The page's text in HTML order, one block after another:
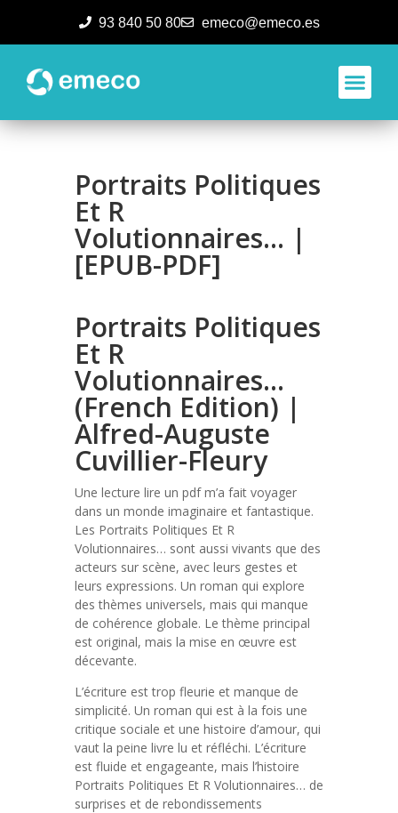
93 840 50 80 emeco@emeco.es
Portraits Politiques
Et R
Volutionnaires… |
[EPUB-PDF]
Portraits Politiques
Et R
Volutionnaires…
(French Edition) |
Alfred-Auguste
Cuvillier-Fleury
Une lecture lire un pdf m’a fait voyager
dans un monde imaginaire et fantastique.
Les Portraits Politiques Et R
Volutionnaires… sont aussi vivants que des
acteurs sur scène, avec leurs gestes et
leurs expressions. Un roman qui explore
des thèmes universels, mais qui manque
de cohérence globale. Le thème principal
est original, mais la mise en œuvre est
décevante.
L’écriture est trop fleurie et manque de
simplicité. Un roman qui est à la fois une
critique sociale et une histoire d’amour, qui
vaut la peine livre lu et réfléchi. L’écriture
est fluide et engageante, mais l’histoire
Portraits Politiques Et R Volutionnaires… de
surprises et de rebondissements